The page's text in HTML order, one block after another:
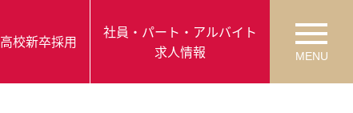
高校新卒採用 社員・パート・ アルバイト
求人情報